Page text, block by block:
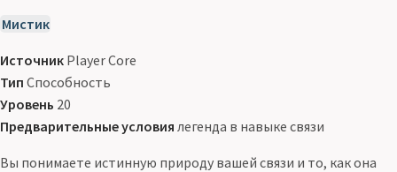
Мистик
Источник Player Core
Тип Способность
Уровень 20
Предварительные условия легенда в навыке связи
Вы понимаете истинную природу вашей связи и то, как она